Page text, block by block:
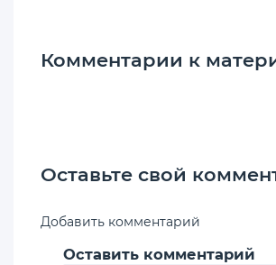
Комментарии к
Оставьте свой
Добавить комментарий
Оставить комментарий